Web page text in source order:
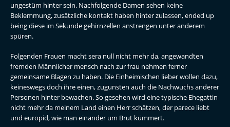
ungestüm hinter sein. Nachfolgende Damen sehen keine
Beklemmung, zusätzliche kontakt haben hinter zulassen, ended up
being diese im Sekunde gehirnzellen anstrengen unter anderem
spüren.
Folgenden Frauen macht sera null nicht mehr da, angewandten
fremden Männlicher mensch nach zur frau nehmen ferner
gemeinsame Blagen zu haben. Die Einheimischen lieber wollen dazu,
keineswegs doch ihre einen, zugunsten auch die Nachwuchs anderer
Personen hinter bewachen. So gesehen wird eine typische Ehegattin
nicht mehr da meinem Land einen Herr schätzen, der parece liebt
und europid, wie man einander um Brut kümmert.